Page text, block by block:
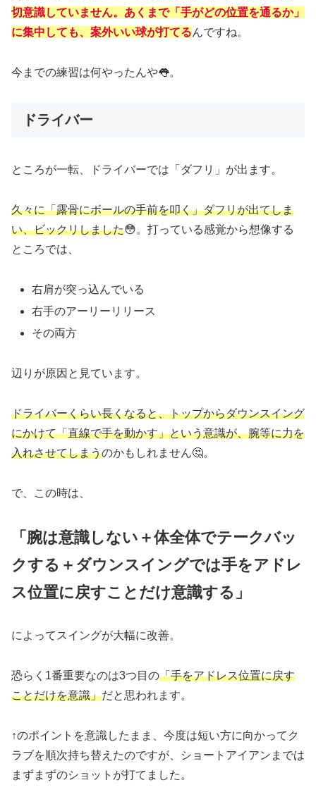
切意識していません。あくまで「手がどの位置を通るか」
に集中しても、案外いい球が打てるんですね。
今までの練習は何やったんや👅。
ドライバー
ところが一転、ドライバーでは「ダフリ」が出ます。
久々に「露骨にボールの手前を叩く」ダフリが出てしま
い、ビックリしました😳。打っている感覚から想像する
ところでは、
右肩が突っ込んでいる
右手のアーリーリリース
その両方
辺りが原因と見ています。
ドライバーくらい長くなると、トップからダウンスイング
にかけて「直線で手を動かす」という意識が、腕等に力を
入れさせてしまうのかもしれません🤔。
で、この時は、
「腕は意識しない＋体全体でテークバッ
クする＋ダウンスイングでは手をアドレ
ス位置に戻すことだけ意識する」
によってスイングが大幅に改善。
恐らく1番重要なのは3つ目の「手をアドレス位置に戻す
ことだけを意識」だと思われます。
↑のポイントを意識したまま、今度は短い方に向かってク
ラブを順次持ち替えたのですが、ショートアイアンまでは
まずまずのショットが打てました。